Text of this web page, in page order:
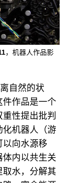
，机器人作品影
自然的状
件作品是一个
性提出批判
化机器人（游
以向水源移
内以共生关
水，分解其